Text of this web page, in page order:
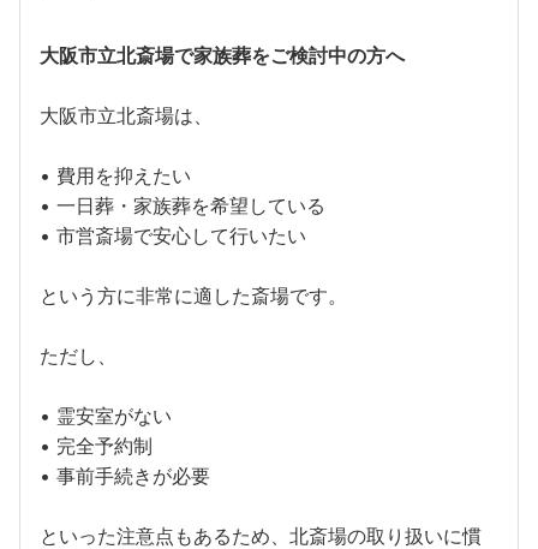
大阪市立北斎場で家族葬をご検討中の方へ
大阪市立北斎場は、
• 費用を抑えたい
• 一日葬・家族葬を希望している
• 市営斎場で安心して行いたい
という方に非常に適した斎場です。
ただし、
• 霊安室がない
• 完全予約制
• 事前手続きが必要
といった注意点もあるため、北斎場の取り扱いに慣